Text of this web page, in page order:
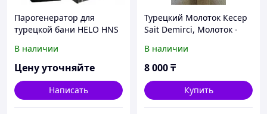
Парогенератор для
турецкой бани HELO HNS
Объем 7.0-10.0 м3.
В наличии
Цену уточняйте
Написать
Турецкий Молоток Кесер
Sait Demirci, Молоток -
универсальный с ручкой
Sait Demirci
В наличии
8 000₸
Купить